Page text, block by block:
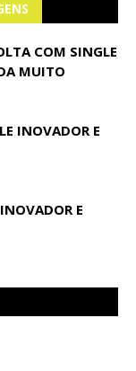
COM SINGLE
MUITO
INOVADOR E
E